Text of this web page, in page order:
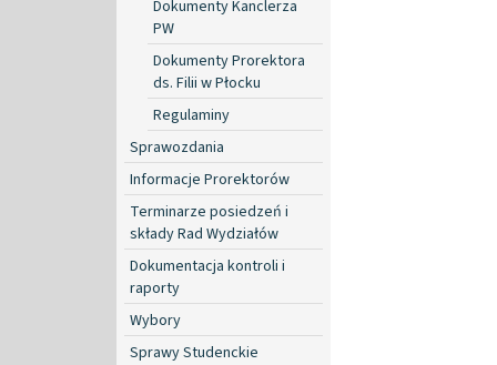
Dokumenty Kanclerza
PW
Dokumenty Prorektora
ds. Filii w Płocku
Regulaminy
Sprawozdania
Informacje Prorektorów
Terminarze posiedzeń i
składy Rad Wydziałów
Dokumentacja kontroli i
raporty
Wybory
Sprawy Studenckie